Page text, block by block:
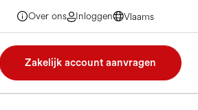
Over ons Inloggen
Vlaams
Vlaams
Vlaams
Zakelijk account aanvragen